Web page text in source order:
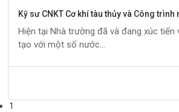
Kỹ sư CNKT Cơ khí tàu thủy và Công trình
Hiện tại Nhà trường đã và đang xúc tiến
tạo với một số nước...
1